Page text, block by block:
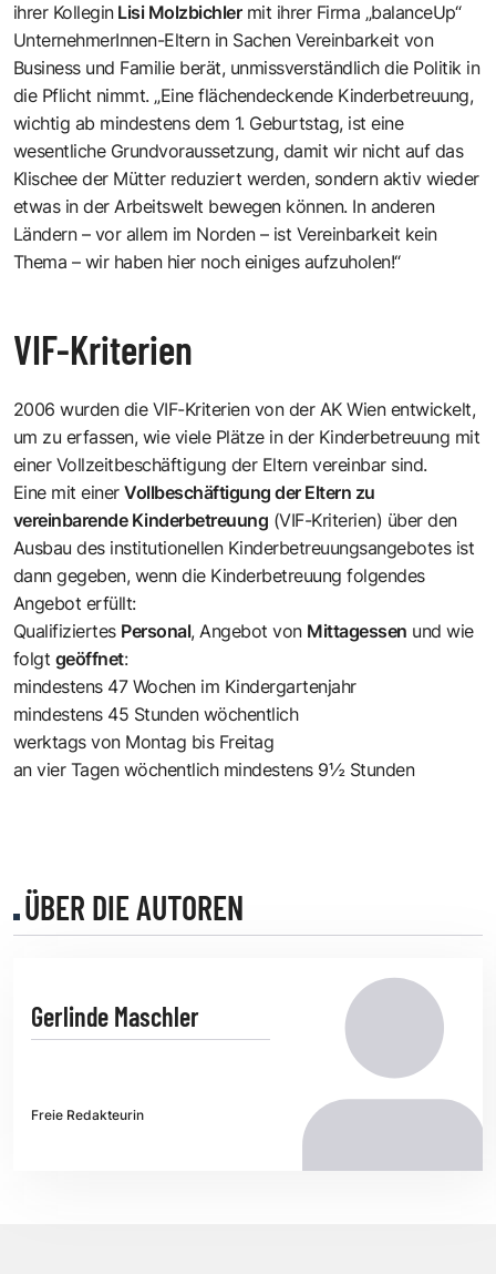
ihrer Kollegin Lisi Molzbichlermit ihrer Firma „balanceUp“
UnternehmerInnen-Eltern in Sachen Vereinbarkeit von
Business und Familie berät, unmissverständlich die Politik in
die Pflicht nimmt. „Eine flächendeckende Kinderbetreuung,
wichtig ab mindestens dem 1. Geburtstag, ist eine
wesentliche Grundvoraussetzung, damit wir nicht auf das
Klischee der Mütter reduziert werden, sondern aktiv wieder
etwas in der Arbeitswelt bewegen können. In anderen
Ländern – vor allem im Norden – ist Vereinbarkeit kein
Thema – wir haben hier noch einiges aufzuholen!“
VIF-Kriterien
2006 wurden die VIF-Kriterien von der AK Wien entwickelt,
um zu erfassen, wie viele Plätze in der Kinderbetreuung mit
einer Vollzeitbeschäftigung der Eltern vereinbar sind.
Eine mit einerVollbeschäftigung der Eltern zu
vereinbarende Kinderbetreuung (VIF-Kriterien) über den
Ausbau des institutionellen Kinderbetreuungsangebotes ist
dann gegeben, wenn die Kinderbetreuung folgendes
Angebot erfüllt:
Qualifiziertes Personal, Angebot von Mittagessen und wie
folgt geöffnet:
mindestens 47 Wochen im Kindergartenjahr
mindestens 45 Stunden wöchentlich
werktags von Montag bis Freitag
an vier Tagen wöchentlich mindestens 9½ Stunden
ÜBER DIE AUTOREN
Gerlinde Maschler
Freie Redakteurin